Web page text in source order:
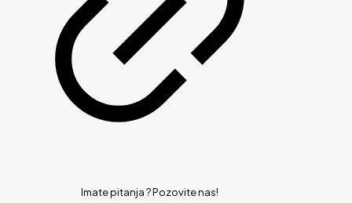
Imate pitanja ?Pozovite nas!